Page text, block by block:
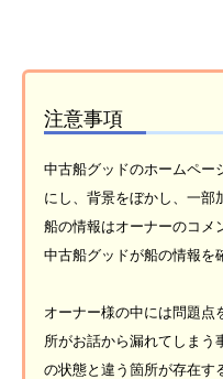
注意事項
中古船グッドのホームペー
にし、背景をぼかし、一部
船の情報はオーナーのコメ
中古船グッドが船の情報を
オーナー様の中には問題点
所がお話から漏れてしまう
の状態と違う箇所が存在す